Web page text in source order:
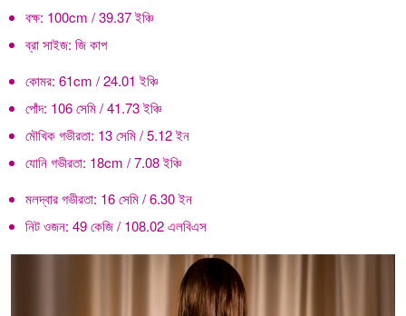
বক্ষ: 100cm / 39.37 ইঞ্চি
ব্রা সাইজ: জি কাপ
কোমর: 61cm / 24.01 ইঞ্চি
পোঁদ: 106 সেমি / 41.73 ইঞ্চি
মৌখিক গভীরতা: 13 সেমি / 5.12 ইন
যোনি গভীরতা: 18cm / 7.08 ইঞ্চি
মলদ্বার গভীরতা: 16 সেমি / 6.30 ইন
নিট ওজন: 49 কেজি / 108.02 এলবিএস